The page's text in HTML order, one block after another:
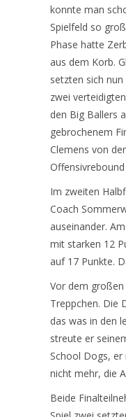
konnte man
Spielfeld so
Phase hatte
aus dem Korb.
setzten sich
zwei
den Big Ballers
gebrochenem
Clemens von
Im zweiten
Coach
auseinander.
mit starken 12
auf 17 Punkte.
Vor dem großen
Treppchen. Die
das was in den
streute er
School Dogs, er
nicht mehr, die
Beide